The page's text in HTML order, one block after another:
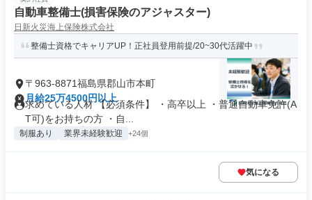
自動車整備士(損害保険のアジャスター)
日新火災海上保険株式会社
整備士資格でキャリアUP！正社員登用前提/20~30代活躍中
〒963-8871福島県郡山市本町
月給25万4500円以上
求めている人材 【必須条件】 ・高卒以上 ・普通自動車免許(A
T可)をお持ちの方 ・⾃...
制服あり 業界未経験歓迎 +24個
気になる